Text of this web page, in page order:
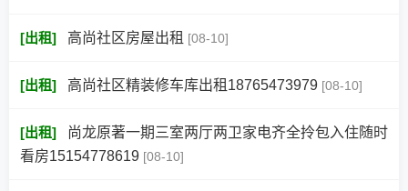
[出租] 高尚社区房屋出租 [08-10]
[出租] 高尚社区精装修车库出租18765473979 [08-10]
[出租]
尚龙原著一期三室两厅两卫家电齐全拎包入住随时
看房15154778619 [08-10]